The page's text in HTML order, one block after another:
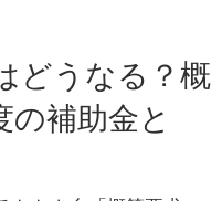
どうなる？概
補助金と